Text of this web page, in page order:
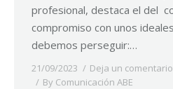
profesional, destaca el del
compromiso con unos
debemos perseguir:…
21/09/2023 Deja un comentario
By Comunicación ABE